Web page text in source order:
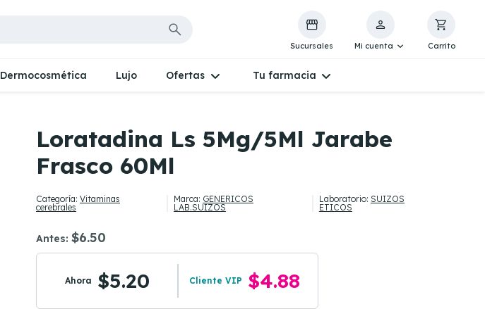
Sucursales Mi cuenta Carrito
Dermocosmética Lujo Ofertas Tu farmacia
Loratadina Ls 5Mg/5Ml Jarabe
Frasco 60Ml
Categoría: Vitaminas
cerebrales
Marca: GENERICOS
LAB.SUIZOS
Laboratorio: SUIZOS
ETICOS
Antes: $6.50
Ahora $5.20 Cliente VIP $4.88